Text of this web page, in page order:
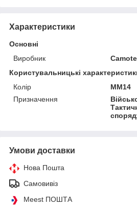
Характеристики
Основні
Виробник
Користувальницькі
Колір
ММ14
Призначення
Умови доставки
Нова Пошта
Самовивіз
Meest ПОШТА